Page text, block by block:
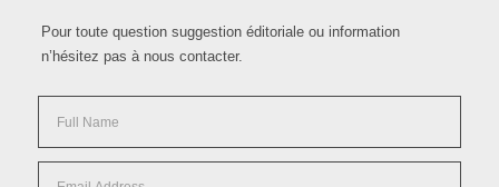
Pour toute question suggestion éditoriale ou information
n’hésitez pas à nous contacter.